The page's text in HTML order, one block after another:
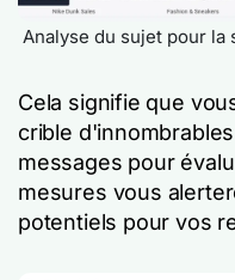
Analyse du sujet pour la
Cela signifie que
crible
messages pour
mesures vous
potentiels pour vos